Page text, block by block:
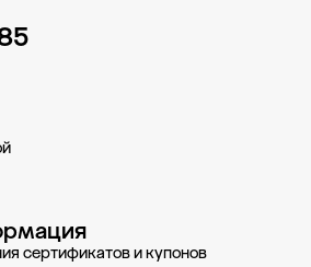
сертификатов и купонов